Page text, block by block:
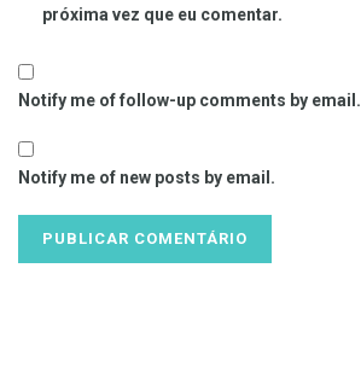
próxima vez que eu comentar.
Notify me of follow-up comments by email.
Notify me of new posts by email.